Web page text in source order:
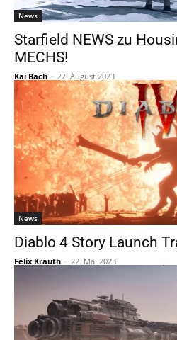
News
Starfield NEWS zu
MECHS!
Kai Bach - 22. August 2023
News
Diablo 4 Story Launch
Felix Krauth - 22. Mai 2023